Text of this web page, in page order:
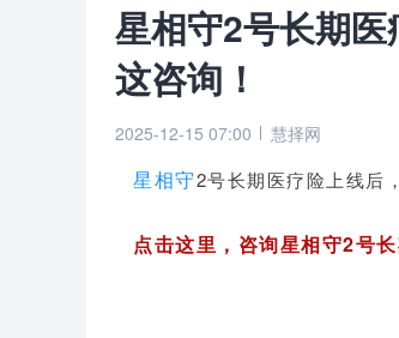
星相守2号长期
这咨询！
2025-12-15 07:00 慧择网
星相守2号长期医疗险 上线后
点击这里，咨询星相守2号